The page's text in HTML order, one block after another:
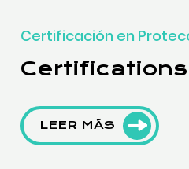
Certificación en
Certifications
LEER MÁS